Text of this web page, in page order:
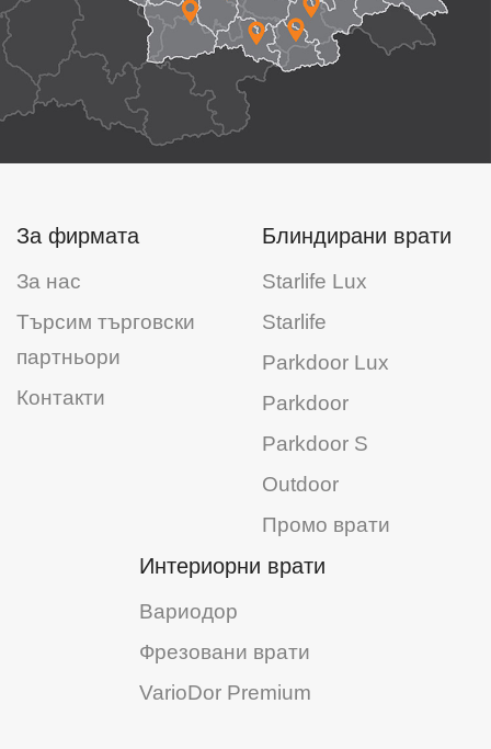
За фирмата
За нас
Търсим търговски
партньори
Контакти
Блиндирани врати
Starlife Lux
Starlife
Parkdoor Lux
Parkdoor
Parkdoor S
Outdoor
Промо врати
Интериорни врати
Вариодор
Фрезовани врати
VarioDor Premium